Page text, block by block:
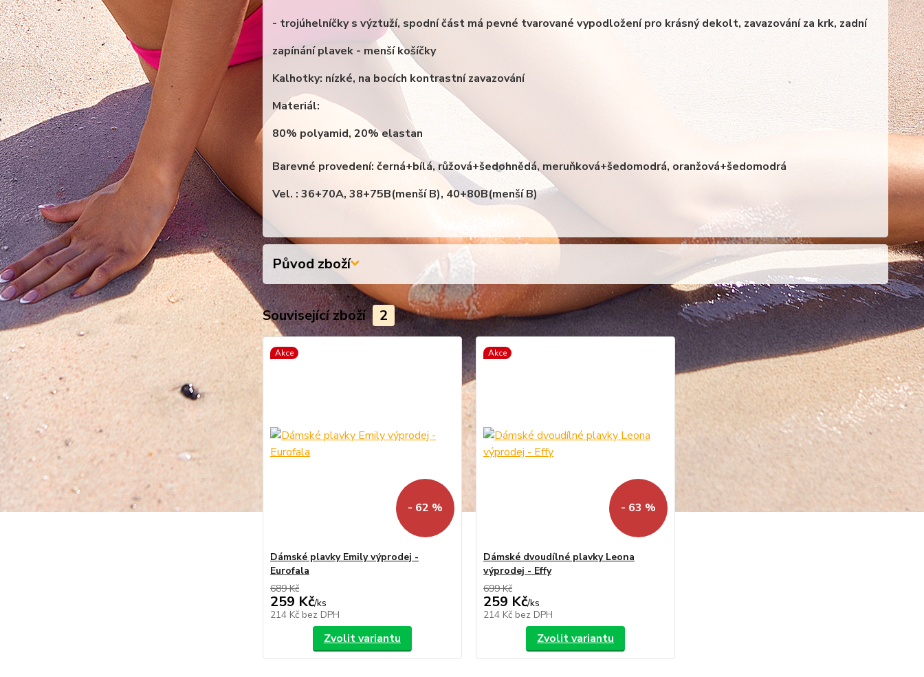
- trojúhelníčky s výztuží, spodní část má pevné tvarované vypodložení pro krásný dekolt, zavazování za krk, zadní
zapínání plavek - menší košíčky
Kalhotky: nízké, na bocích kontrastní zavazování
Materiál:
80% polyamid, 20% elastan
Barevné provedení: černá+bílá, růžová+šedohnědá, meruňková+šedomodrá, oranžová+šedomodrá
Vel. : 36+70A, 38+75B(menší B), 40+80B(menší B)
Původ zboží
Související zboží 2
Akce
- 62 %
Dámské plavky Emily výprodej -
Eurofala
689 Kč
259 Kč/ks
214 Kč bez DPH
Zvolit variantu
Akce
- 63 %
Dámské dvoudílné plavky Leona
výprodej - Effy
699 Kč
259 Kč/ks
214 Kč bez DPH
Zvolit variantu